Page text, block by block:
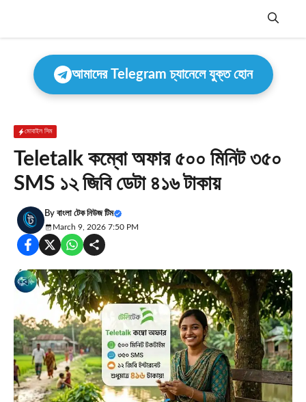
Menu
আমাদের Telegram চ্যানেলে যুক্ত হোন
মোবাইল সিম
Teletalk কম্বো অফার ৫০০ মিনিট ৩৫০
SMS ১২ জিবি ডেটা ৪১৬ টাকায়
By বাংলা টেক নিউজ টিম
March 9, 2026 7:50 PM